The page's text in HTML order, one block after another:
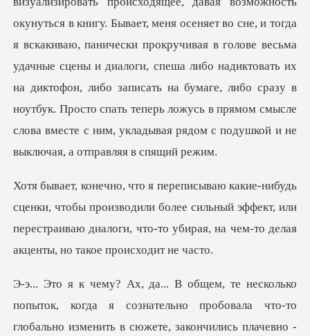
окунуться в книгу. Бывает, меня осеняе
ы производили более сильный эффект, или
перестраиваю диалоги, что
-то
глобально изменить в сюжете, закончились плачевно -